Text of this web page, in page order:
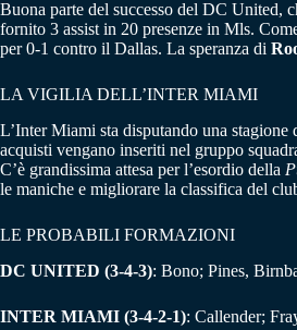
Buona parte del successo del DC United,
fornito 3 assist in 20 presenze in Mls.
per 0-1 contro il Dallas. La speranza di
LA VIGILIA DELL’INTER MIAMI
L’Inter Miami sta disputando una
acquisti vengano inseriti nel gruppo
C’è grandissima attesa per l’esordio della
le maniche e migliorare la classifica del
LE PROBABILI FORMAZIONI
DC UNITED (3-4-3): Bono; Pines,
INTER MIAMI (3-4-2-1): Callender;